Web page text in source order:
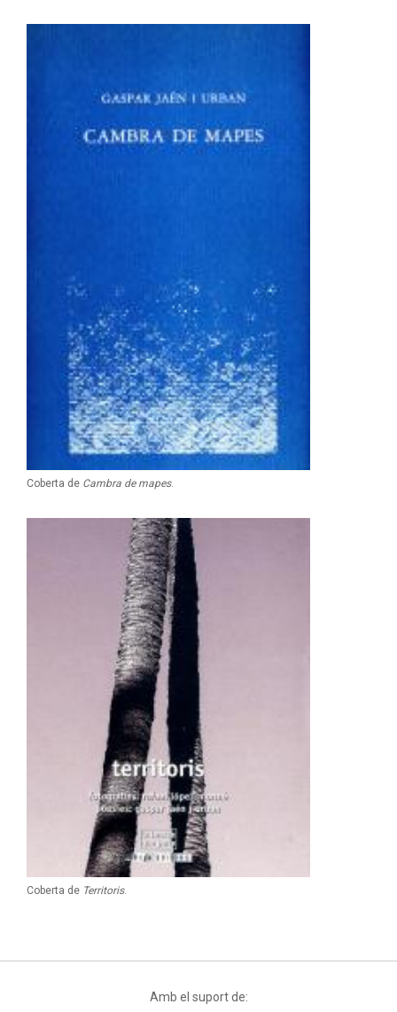
Coberta de Cambra de mapes.
Coberta de Territoris.
Amb el suport de: